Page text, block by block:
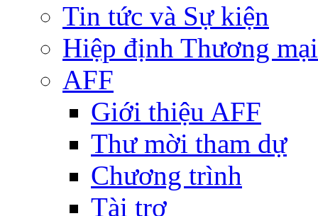
Tin tức và Sự kiện
Hiệp định Thương
AFF
Giới thiệu AFF
Thư mời tham dự
Chương trình
Tài trợ